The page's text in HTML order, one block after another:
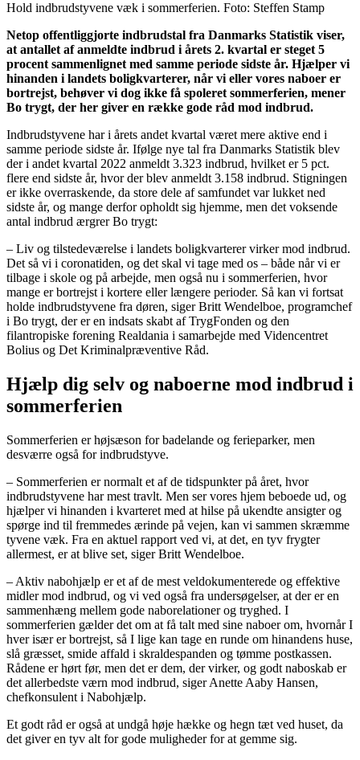
Hold indbrudstyvene væk i sommerferien. Foto: Steffen Stamp
Netop offentliggjorte indbrudstal fra Danmarks Statistik viser,
at antallet af anmeldte indbrud i årets 2. kvartal er steget 5
procent sammenlignet med samme periode sidste år. Hjælper vi
hinanden i landets boligkvarterer, når vi eller vores naboer er
bortrejst, behøver vi dog ikke få spoleret sommerferien, mener
Bo trygt, der her giver en række gode råd mod indbrud.
Indbrudstyvene har i årets andet kvartal været mere aktive end i
samme periode sidste år. Ifølge nye tal fra Danmarks Statistik blev
der i andet kvartal 2022 anmeldt 3.323 indbrud, hvilket er 5 pct.
flere end sidste år, hvor der blev anmeldt 3.158 indbrud. Stigningen
er ikke overraskende, da store dele af samfundet var lukket ned
sidste år, og mange derfor opholdt sig hjemme, men det voksende
antal indbrud ærgrer Bo trygt:
– Liv og tilstedeværelse i landets boligkvarterer virker mod indbrud.
Det så vi i coronatiden, og det skal vi tage med os – både når vi er
tilbage i skole og på arbejde, men også nu i sommerferien, hvor
mange er bortrejst i kortere eller længere perioder. Så kan vi fortsat
holde indbrudstyvene fra døren, siger Britt Wendelboe, programchef
i Bo trygt, der er en indsats skabt af TrygFonden og den
filantropiske forening Realdania i samarbejde med Videncentret
Bolius og Det Kriminalpræventive Råd.
Hjælp dig selv og naboerne mod indbrud i
sommerferien
Sommerferien er højsæson for badelande og ferieparker, men
desværre også for indbrudstyve.
– Sommerferien er normalt et af de tidspunkter på året, hvor
indbrudstyvene har mest travlt. Men ser vores hjem beboede ud, og
hjælper vi hinanden i kvarteret med at hilse på ukendte ansigter og
spørge ind til fremmedes ærinde på vejen, kan vi sammen skræmme
tyvene væk. Fra en aktuel rapport ved vi, at det, en tyv frygter
allermest, er at blive set, siger Britt Wendelboe.
– Aktiv nabohjælp er et af de mest veldokumenterede og effektive
midler mod indbrud, og vi ved også fra undersøgelser, at der er en
sammenhæng mellem gode naborelationer og tryghed. I
sommerferien gælder det om at få talt med sine naboer om, hvornår I
hver især er bortrejst, så I lige kan tage en runde om hinandens huse,
slå græsset, smide affald i skraldespanden og tømme postkassen.
Rådene er hørt før, men det er dem, der virker, og godt naboskab er
det allerbedste værn mod indbrud, siger Anette Aaby Hansen,
chefkonsulent i Nabohjælp.
Et godt råd er også at undgå høje hække og hegn tæt ved huset, da
det giver en tyv alt for gode muligheder for at gemme sig.